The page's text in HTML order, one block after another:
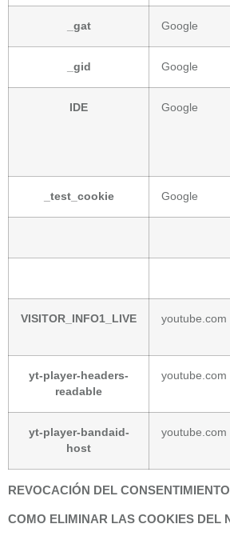
_gat Google
_gid Google
IDE Google
_test_cookie Google
VISITOR_INFO1_LIVE youtube.com
yt-player-headers-
readable
youtube.com
yt-player-bandaid-
host
youtube.com
REVOCACIÓN DEL
COMO ELIMINAR LAS COOKIES DEL